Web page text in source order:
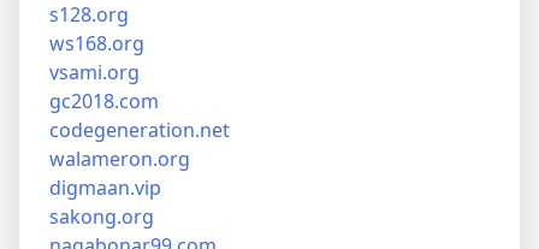
s128.org
ws168.org
vsami.org
gc2018.com
codegeneration.net
walameron.org
digmaan.vip
sakong.org